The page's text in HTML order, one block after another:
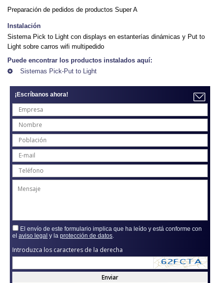
Preparación de pedidos de productos Super A
Instalación
Sistema Pick to Light con displays en estanterías dinámicas y Put to
Light sobre carros wifi multipedido
Puede encontrar los productos instalados aquí:
Sistemas Pick-Put to Light
¡Escríbanos ahora!
El envío de este formulario implica que ha leído y está conforme con
el aviso legal y la protección de datos
Introduzca los caracteres de la derecha
Enviar